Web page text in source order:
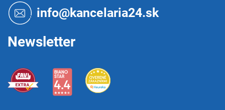
info@kancelaria24.sk
Newsletter